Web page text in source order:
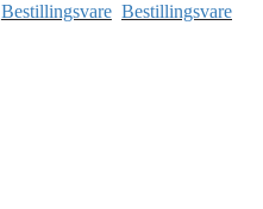
Bestillingsvare Bestillingsvare